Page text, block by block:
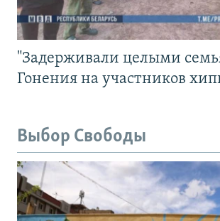
"Задерживали целыми
Гонения на участников
Выбор Свободы